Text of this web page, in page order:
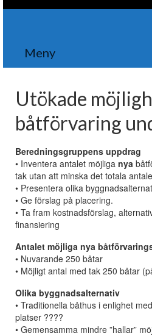
Meny
Utökade
båtförvaring
Beredningsgruppens uppdrag
• Inventera antalet möjliga nya
tak utan att minska det totala
• Presentera olika
• Ge förslag på placering.
• Ta fram kostnadsförslag,
finansiering
Antalet möjliga nya
• Nuvarande 250 båtar
• Möjligt antal med tak 250 båtar
Olika byggnadsalternativ
• Traditionella båthus i enlighet
platser ????
• Gemensamma mindre ”hallar”